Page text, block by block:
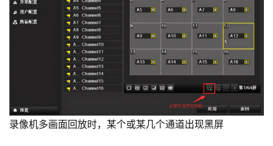
录像机多画面回放时，某个或某几个通道出现黑屏